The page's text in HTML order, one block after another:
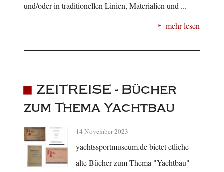
und/oder in traditionellen Linien, Materialien und ...
mehr lesen
ZEITREISE - Bücher
zum Thema Yachtbau
14 November 2023
yachtssportmuseum.de bietet etliche
alte Bücher zum Thema "Yachtbau"